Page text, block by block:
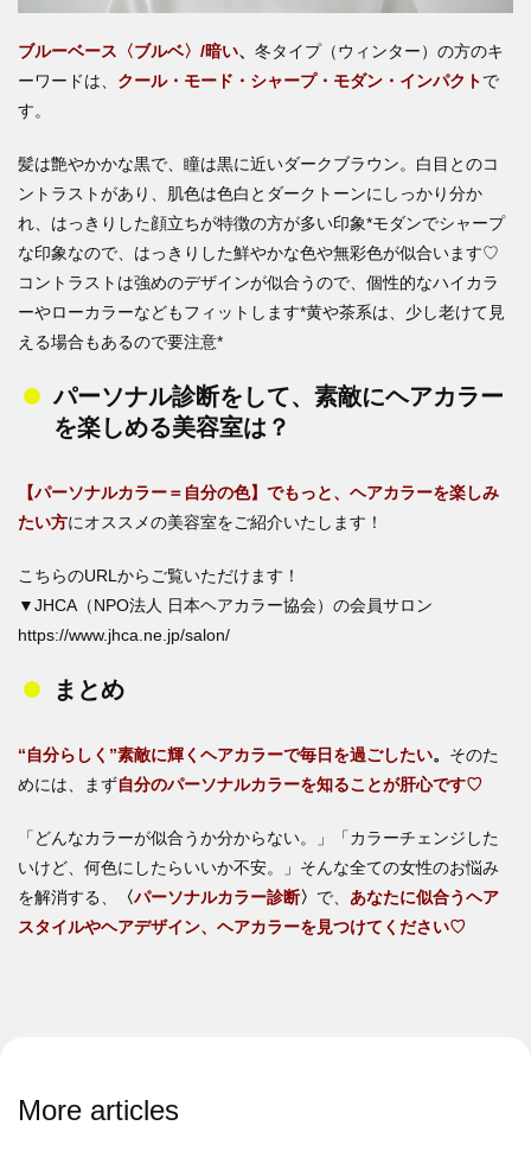
ブルーベース〈ブルベ〉/暗い、 冬タイプ（ウィンター）の方のキ
ーワードは、 クール・モード・シャープ・モダン・インパクトで
す。
髪は艶やかかな黒で、瞳は黒に近いダークブラウン。白目とのコ
ントラストがあり、肌色は色白とダークトーンにしっかり分か
れ、はっきりした顔立ちが特徴の方が多い印象*モダンでシャープ
な印象なので、はっきりした鮮やかな色や無彩色が似合います♡
コントラストは強めのデザインが似合うので、個性的なハイカラ
ーやローカラーなどもフィットします*黄や茶系は、少し老けて見
える場合もあるので要注意*
パーソナル診断をして、素敵にヘアカラー
を楽しめる美容室は？
【パーソナルカラー＝自分の色】でもっと、ヘアカラーを楽しみ
たい方にオススメの美容室をご紹介いたします！
こちらのURLからご覧いただけます！
▼JHCA（NPO法人 日本ヘアカラー協会）の会員サロン
https://www.jhca.ne.jp/salon/
まとめ
“自分らしく”素敵に輝くヘアカラーで毎日を過ごしたい。 そのた
めには、まず自分のパーソナルカラーを知ることが肝心です♡
「どんなカラーが似合うか分からない。」「カラーチェンジした
いけど、何色にしたらいいか不安。」そんな全ての女性のお悩み
を解消する、
〈パーソナルカラー診断〉 で、 あなたに似合うヘア
スタイルやヘアデザイン、ヘアカラーを見つけてください♡
More articles